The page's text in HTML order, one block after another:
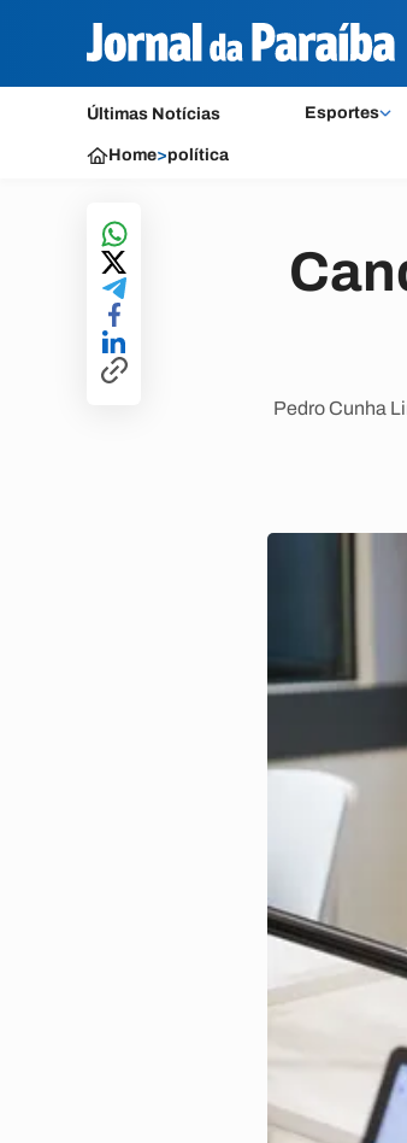
Últimas Notícias Esportes
Home>política
Pedro Cunha